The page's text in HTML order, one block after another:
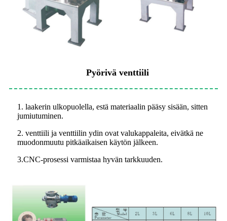
Pyörivä venttiili
1. laakerin ulkopuolella, estä materiaalin pääsy sisään, sitten
jumiutuminen.
2. venttiili ja venttiilin ydin ovat valukappaleita, eivätkä ne
muodonmuutu pitkäaikaisen käytön jälkeen.
3.CNC-prosessi varmistaa hyvän tarkkuuden.